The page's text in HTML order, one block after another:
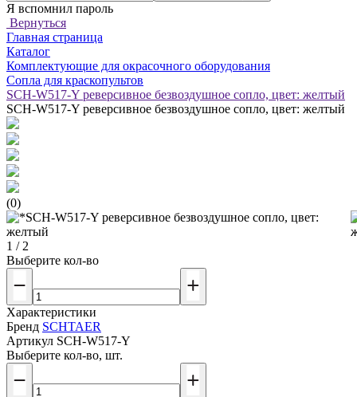
Я вспомнил пароль
Вернуться
Главная страница
Каталог
Комплектующие для окрасочного оборудования
Сопла для краскопультов
SCH-W517-Y реверсивное безвоздушное сопло, цвет: желтый
SCH-W517-Y реверсивное безвоздушное сопло, цвет: желтый
(0)
1 / 2
Выберите кол-во
Характеристики
Бренд SCHTAER
Артикул SCH-W517-Y
Выберите кол-во, шт.